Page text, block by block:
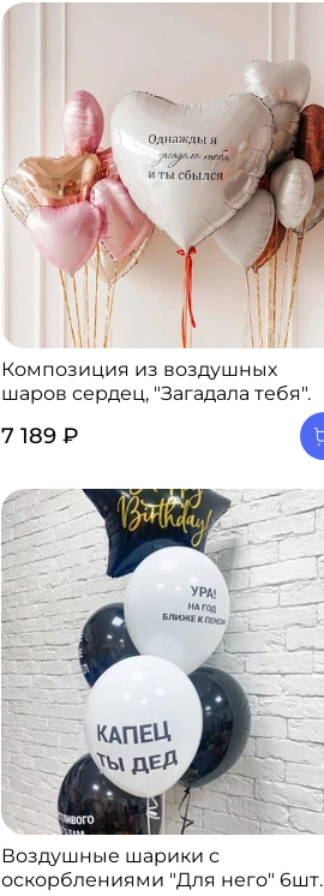
Композиция из воздушных
шаров сердец, "Загадала тебя".
7 189 ₽
Воздушные шарики с
оскорблениями "Для него" 6шт.